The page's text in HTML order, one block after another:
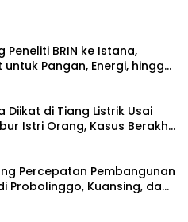
Peneliti BRIN ke Istana,
untuk Pangan, Energi, hingga
Diikat di Tiang Listrik Usai
Istri Orang, Kasus Berakhir
Percepatan Pembangunan
Probolinggo, Kuansing, dan